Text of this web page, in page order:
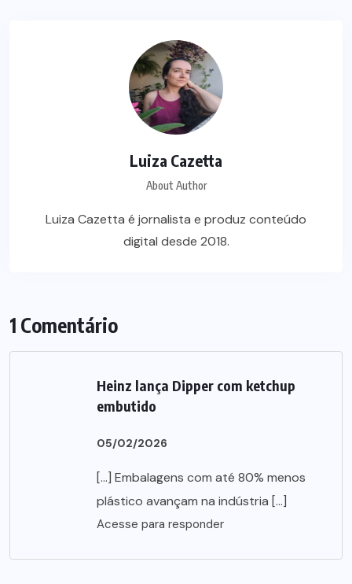
Luiza Cazetta
About Author
Luiza Cazetta é jornalista e produz conteúdo
digital desde 2018.
1 Comentário
Heinz lança Dipper com ketchup
embutido
05/02/2026
[…] Embalagens com até 80% menos
plástico avançam na indústria […]
Acesse para responder